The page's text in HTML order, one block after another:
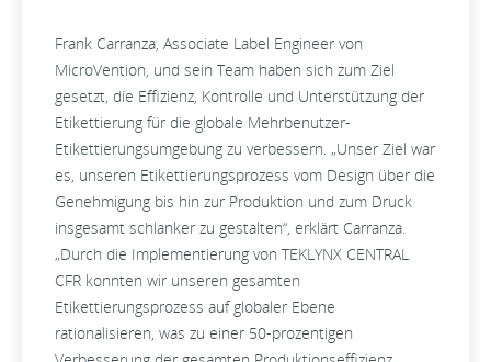
Frank Carranza, Associate Label Engineer von
MicroVention, und sein Team haben sich zum Ziel
gesetzt, die Effizienz, Kontrolle und Unterstützung der
Etikettierung für die globale Mehrbenutzer-
Etikettierungsumgebung zu verbessern. „Unser Ziel war
es, unseren Etikettierungsprozess vom Design über die
Genehmigung bis hin zur Produktion und zum Druck
insgesamt schlanker zu gestalten“, erklärt Carranza.
„Durch die Implementierung von TEKLYNX CENTRAL
CFR konnten wir unseren gesamten
Etikettierungsprozess auf globaler Ebene
rationalisieren, was zu einer 50-prozentigen